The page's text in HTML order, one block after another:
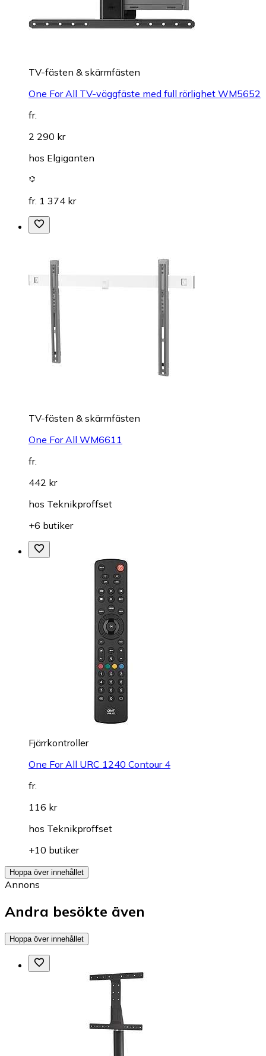
TV-fästen & skärmfästen
One For All TV-väggfäste med full rörlighet WM5652
fr.
2 290 kr
hos Elgiganten
fr. 1 374 kr
TV-fästen & skärmfästen
One For All WM6611
fr.
442 kr
hos Teknikproffset
+6 butiker
Fjärrkontroller
One For All URC 1240 Contour 4
fr.
116 kr
hos Teknikproffset
+10 butiker
Hoppa över innehållet
Annons
Andra besökte även
Hoppa över innehållet